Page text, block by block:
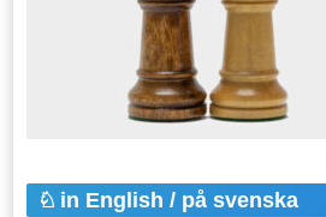
in English / på svenska